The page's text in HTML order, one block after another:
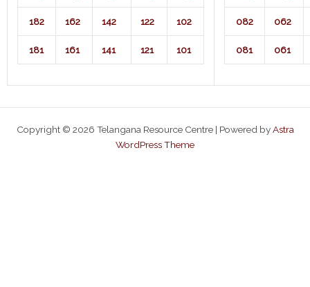
182 162 142 122 102
181 161 141 121 101
082 062
081 061
Copyright © 2026 Telangana Resource Centre | Powered byAstra
WordPress Theme